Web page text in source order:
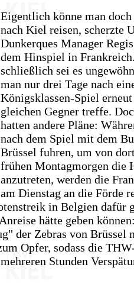
Eigentlich könne man
nach Kiel reisen, scherzte
Dunkerques Manager
dem Hinspiel in
schließlich sei es
man nur drei Tage nach
Königsklassen-Spiel
gleichen Gegner treffe.
hatten andere Pläne:
nach dem Spiel mit dem
Brüssel fuhren, um von
frühen Montagmorgen die
anzutreten, werden die
am Dienstag an die Förde
in Belgien dafür
hätte geben
der Zebras von Brüssel
Opfer, sodass die
Stunden